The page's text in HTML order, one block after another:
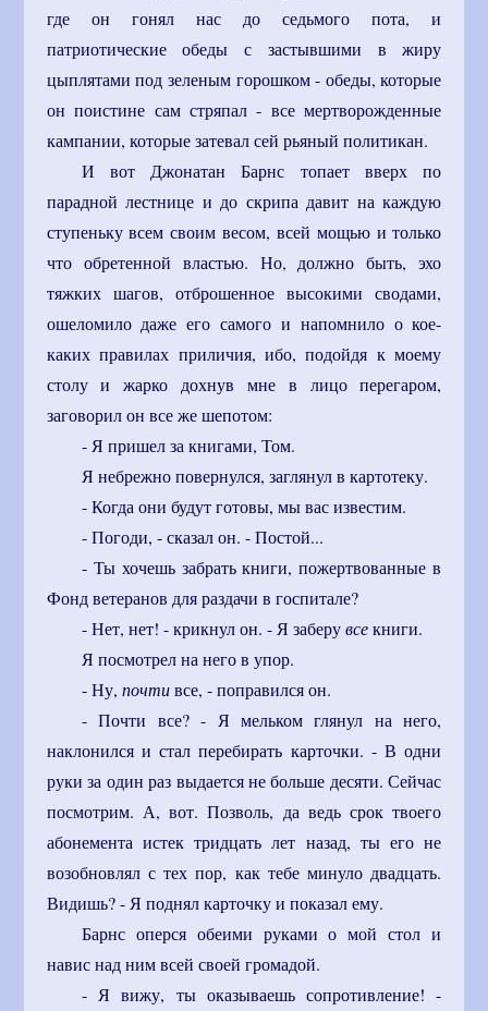
где он гонял нас до седьмого пота, и
патриотические обеды с застывшими в жиру
цыплятами под зеленым горошком - обеды, которые
он поистине сам стряпал - все мертворожденные
кампании, которые затевал сей рьяный политикан.
И вот Джонатан Барнс топает вверх по
парадной лестнице и до скрипа давит на каждую
ступеньку всем своим весом, всей мощью и только
что обретенной властью. Но, должно быть, эхо
тяжких шагов, отброшенное высокими сводами,
ошеломило даже его самого и напомнило о кое-
каких правилах приличия, ибо, подойдя к моему
столу и жарко дохнув мне в лицо перегаром,
заговорил он все же шепотом:
- Я пришел за книгами, Том.
Я небрежно повернулся, заглянул в картотеку.
- Когда они будут готовы, мы вас известим.
- Погоди, - сказал он. - Постой...
- Ты хочешь забрать книги, пожертвованные в
Фонд ветеранов для раздачи в госпитале?
- Нет, нет! - крикнул он. - Я заберувсекниги.
Я посмотрел на него в упор.
- Ну, почтивсе, - поправился он.
- Почти все? - Я мельком глянул на него,
наклонился и стал перебирать карточки. - В одни
руки за один раз выдается не больше десяти. Сейчас
посмотрим. А, вот. Позволь, да ведь срок твоего
абонемента истек тридцать лет назад, ты его не
возобновлял с тех пор, как тебе минуло двадцать.
Видишь? - Я поднял карточку и показал ему.
Барнс оперся обеими руками о мой стол и
навис над ним всей своей громадой.
- Я вижу, ты оказываешь сопротивление! -